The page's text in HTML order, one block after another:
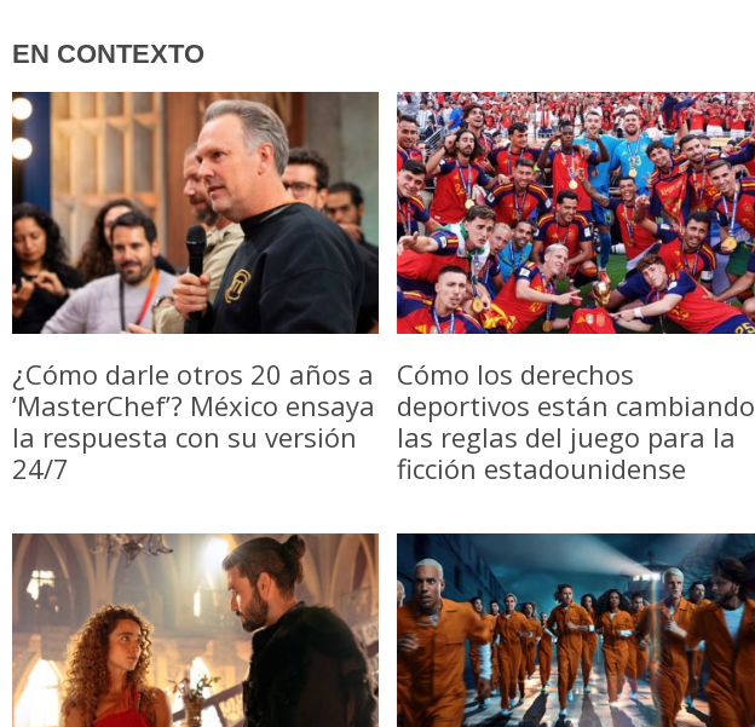
EN CONTEXTO
¿Cómo darle otros 20 años a
‘MasterChef’? México ensaya
la respuesta con su versión
24/7
Cómo los derechos
deportivos están cambiando
las reglas del juego para la
ficción estadounidense